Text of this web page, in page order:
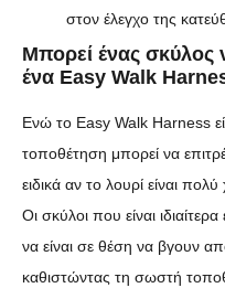
στον έλεγχο της
Μπορεί ένας σκύλος
ένα Easy Walk
Ενώ το Easy Walk Harness
τοποθέτηση μπορεί να
ειδικά αν το λουρί είναι
Οι σκύλοι που είναι
να είναι σε θέση να βγουν
καθιστώντας τη σωστή